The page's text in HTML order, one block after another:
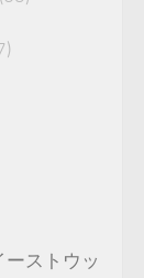
ーストウッ